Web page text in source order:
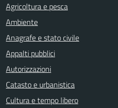
Agricoltura e pesca
Ambiente
Anagrafe e stato civile
Appalti pubblici
Autorizzazioni
Catasto e urbanistica
Cultura e tempo libero